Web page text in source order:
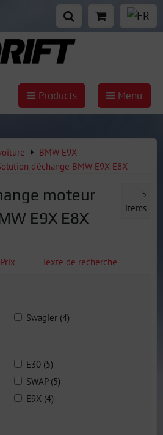
Products Menu
BMW E9X
d'échange BMW E9X E8X
moteur
E9X E8X
5
items
Prix Texte de recherche
Swagier (4)
E30 (5)
SWAP (5)
E9X (4)